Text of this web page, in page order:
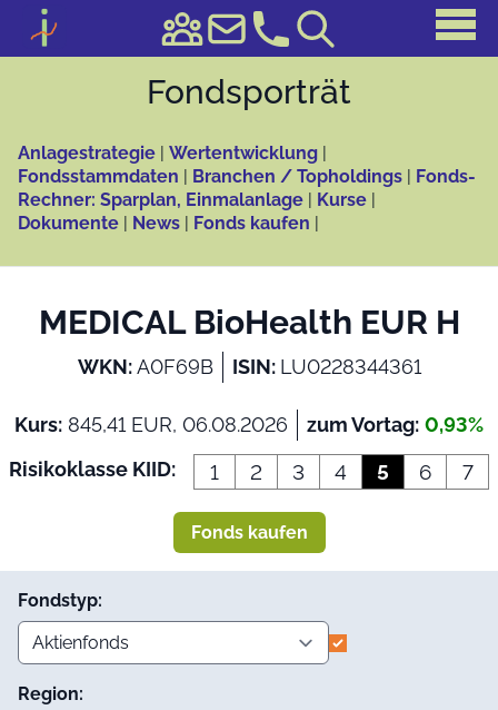
Fonds­porträt
Anlagestrategie | Wertentwicklung |
Fondsstammdaten | Branchen / Topholdings | Fonds-
Rechner: Sparplan, Einmalanlage | Kurse |
Dokumente | News | Fonds kaufen |
MEDICAL BioHealth EUR H
WKN:A0F69B ISIN: LU0228344361
Kurs: 845,41 EUR, 06.08.2026 zum Vortag: 0,93%
Risikoklasse KIID:
1 2 3 4 5 6 7
Fonds kaufen
Fondstyp:
Region: